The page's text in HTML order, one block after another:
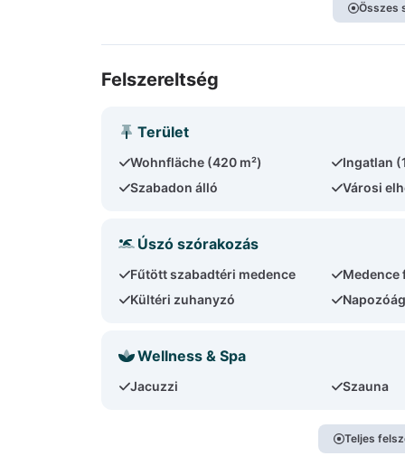
Összes
Felszereltség
Terület
Wohnfläche (420 m²)
Ingatlan
Szabadon álló
Városi
Úszó szórakozás
Fűtött szabadtéri medence
Medence
Kültéri zuhanyzó
Wellness & Spa
Jacuzzi Szauna
Teljes